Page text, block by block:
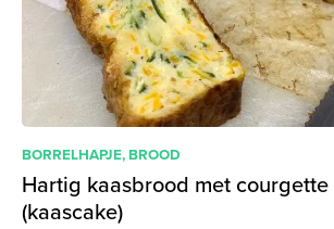
BORRELHAPJE,BROOD
Hartig kaasbrood met
(kaascake)